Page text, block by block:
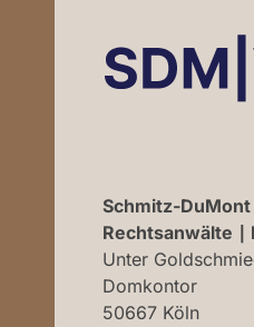
Schmitz-DuMont
Rechtsanwälte
Unter
Domkontor
50667 Köln